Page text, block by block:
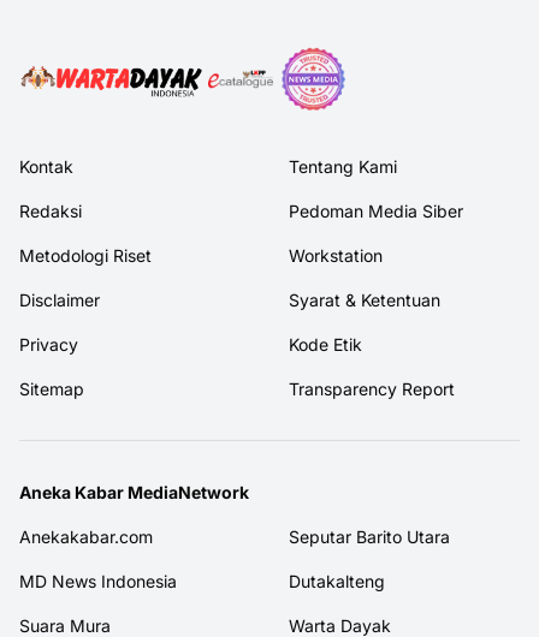
Kontak Tentang Kami
Redaksi Pedoman Media Siber
Metodologi Riset Workstation
Disclaimer Syarat & Ketentuan
Privacy Kode Etik
Sitemap Transparency Report
Aneka Kabar MediaNetwork
Anekakabar.com Seputar Barito Utara
MD News Indonesia Dutakalteng
Suara Mura Warta Dayak